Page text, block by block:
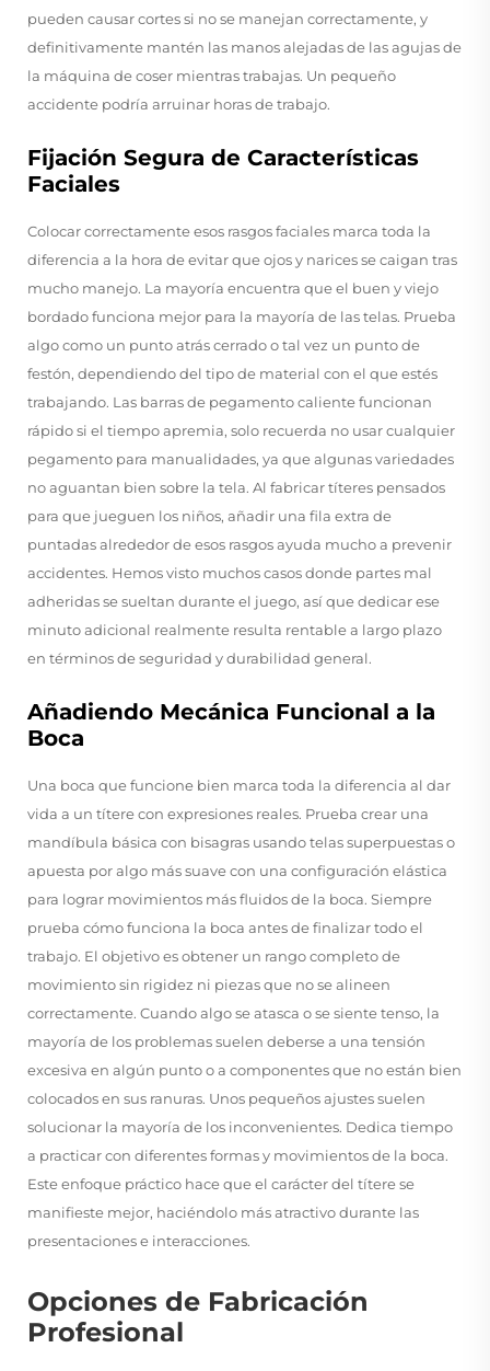
pueden causar cortes si no se manejan correctamente, y
definitivamente mantén las manos alejadas de las agujas de
la máquina de coser mientras trabajas. Un pequeño
accidente podría arruinar horas de trabajo.
Fijación Segura de Características
Faciales
Colocar correctamente esos rasgos faciales marca toda la
diferencia a la hora de evitar que ojos y narices se caigan tras
mucho manejo. La mayoría encuentra que el buen y viejo
bordado funciona mejor para la mayoría de las telas. Prueba
algo como un punto atrás cerrado o tal vez un punto de
festón, dependiendo del tipo de material con el que estés
trabajando. Las barras de pegamento caliente funcionan
rápido si el tiempo apremia, solo recuerda no usar cualquier
pegamento para manualidades, ya que algunas variedades
no aguantan bien sobre la tela. Al fabricar títeres pensados
para que jueguen los niños, añadir una fila extra de
puntadas alrededor de esos rasgos ayuda mucho a prevenir
accidentes. Hemos visto muchos casos donde partes mal
adheridas se sueltan durante el juego, así que dedicar ese
minuto adicional realmente resulta rentable a largo plazo
en términos de seguridad y durabilidad general.
Añadiendo Mecánica Funcional a la
Boca
Una boca que funcione bien marca toda la diferencia al dar
vida a un títere con expresiones reales. Prueba crear una
mandíbula básica con bisagras usando telas superpuestas o
apuesta por algo más suave con una configuración elástica
para lograr movimientos más fluidos de la boca. Siempre
prueba cómo funciona la boca antes de finalizar todo el
trabajo. El objetivo es obtener un rango completo de
movimiento sin rigidez ni piezas que no se alineen
correctamente. Cuando algo se atasca o se siente tenso, la
mayoría de los problemas suelen deberse a una tensión
excesiva en algún punto o a componentes que no están bien
colocados en sus ranuras. Unos pequeños ajustes suelen
solucionar la mayoría de los inconvenientes. Dedica tiempo
a practicar con diferentes formas y movimientos de la boca.
Este enfoque práctico hace que el carácter del títere se
manifieste mejor, haciéndolo más atractivo durante las
presentaciones e interacciones.
Opciones de Fabricación
Profesional